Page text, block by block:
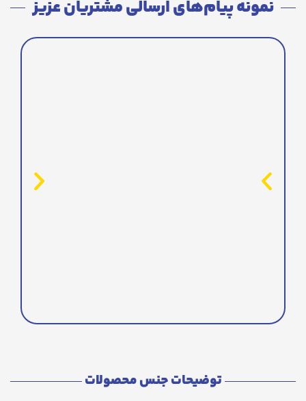
نمونه پیام‌های ارسالی مشتریان عزیز
توضیحات جنس محصولات